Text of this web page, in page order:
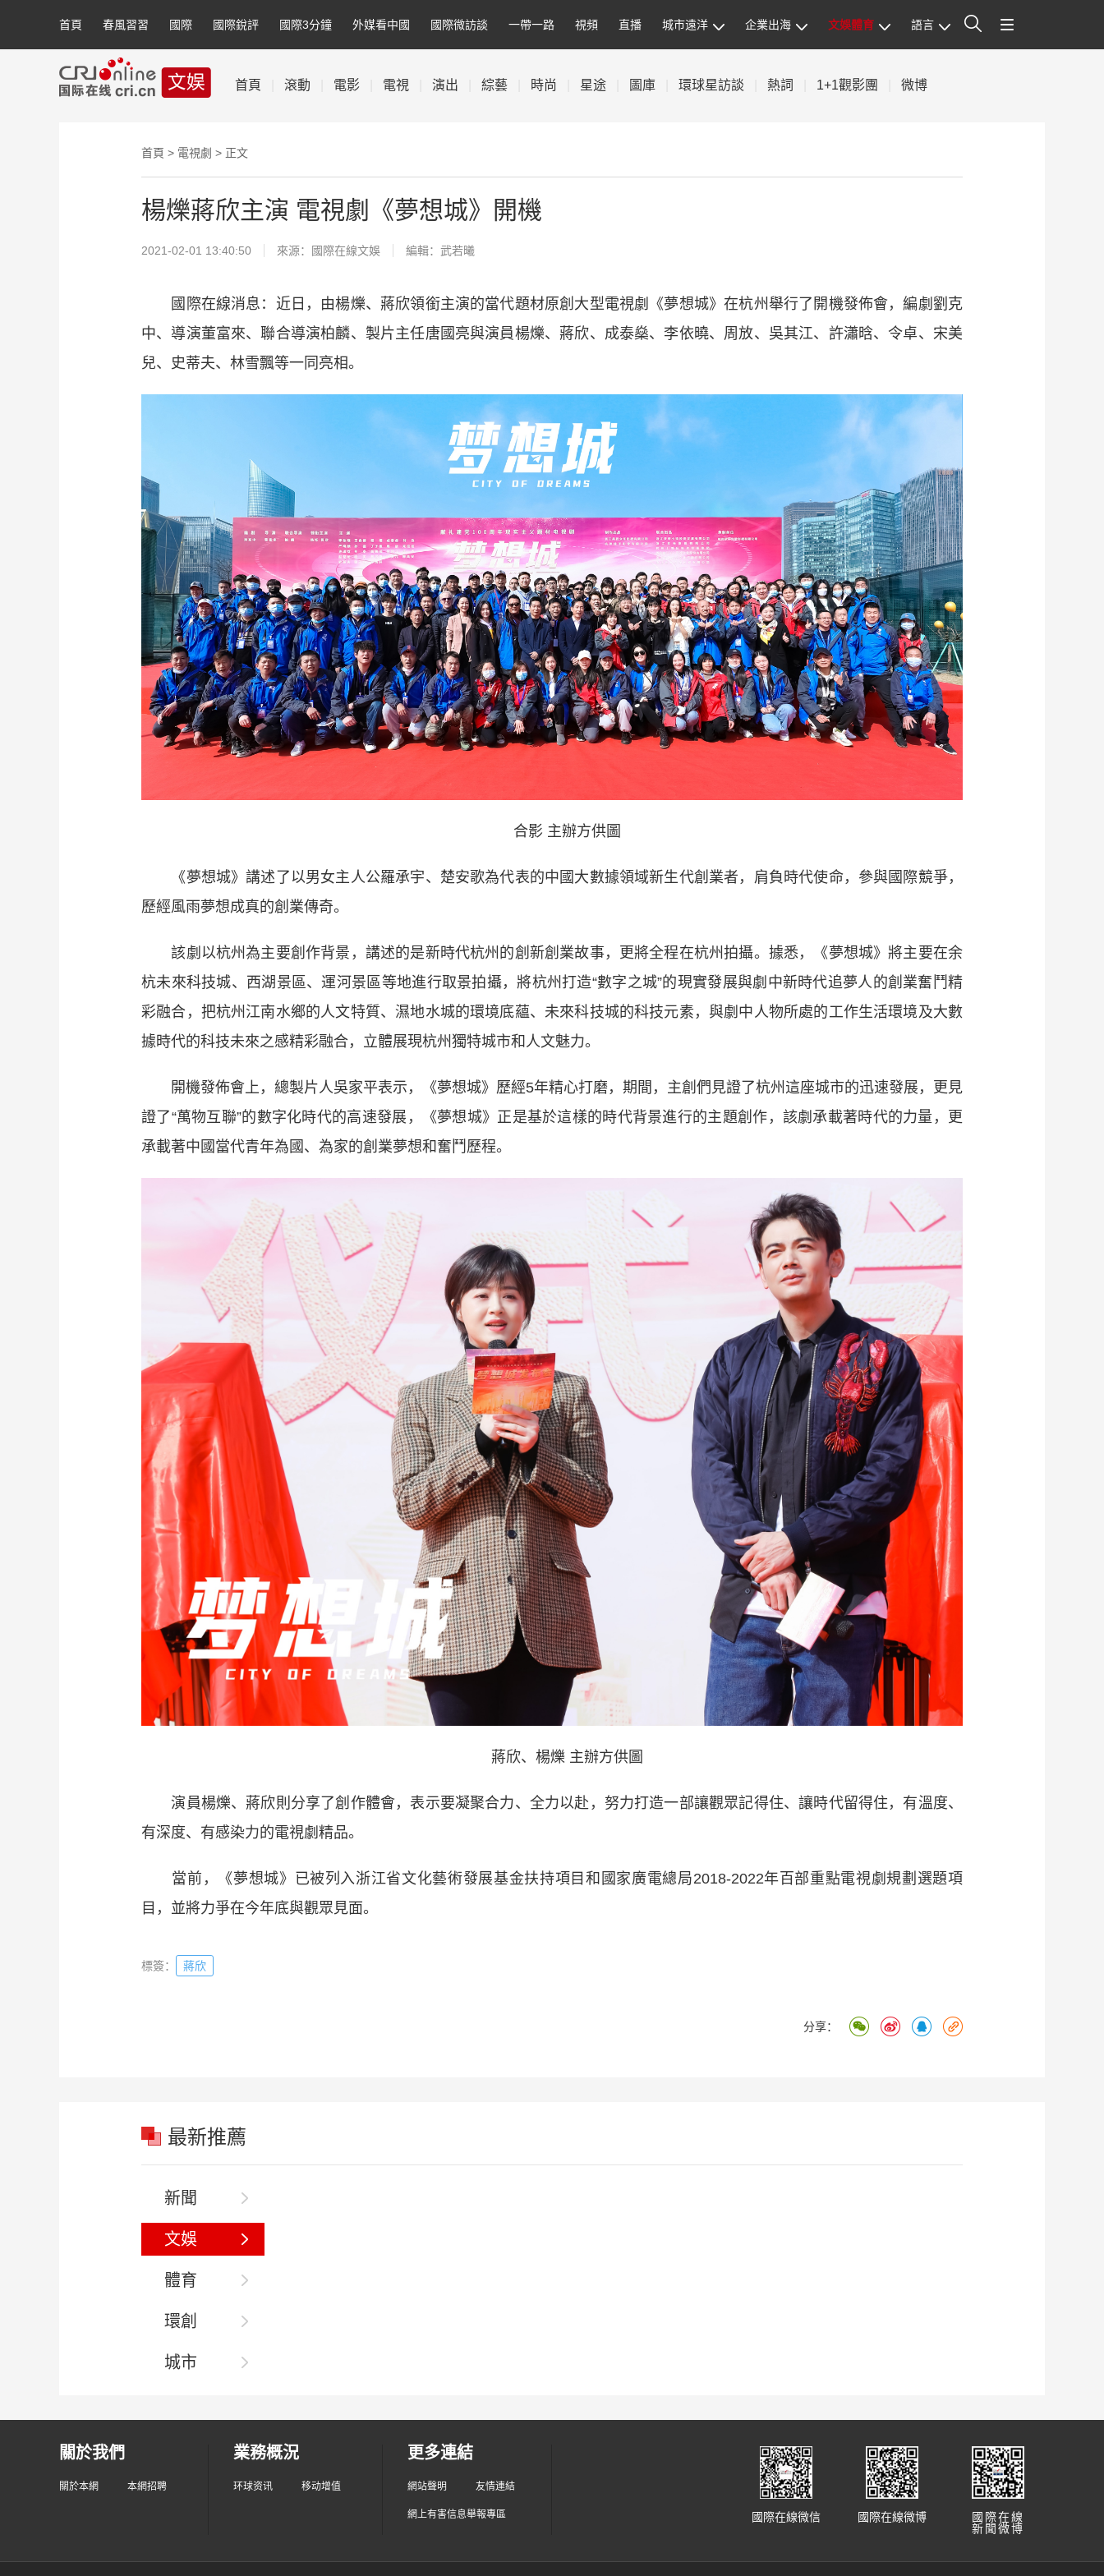
首頁 春風習習 國際 國際銳評 國際3分鐘 外媒看中國 國際微訪談 一帶一路 視頻 直播 城市遠洋 企業出海 文娛體育 語言 站內搜索
首頁 滾動 電影 電視 演出 綜藝 時尚 星途 圖庫 環球星訪談 熱詞 1+1觀影團 微博
首頁 > 電視劇 > 正文
楊爍蔣欣主演 電視劇《夢想城》開機
2021-02-01 13:40:50 來源：國際在線文娛 編輯：武若曦
國際在線消息：近日，由楊爍、 蔣欣領銜主演的當代題材原創大型電視劇《夢想城》在杭州舉行了開機發佈會，編劇劉克
中、導演董富來、聯合導演柏麟、製片主任唐國亮與演員楊爍、蔣欣、成泰燊、李依曉、周放、吳其江、許瀟晗、令卓、宋美
兒、史蒂夫、林雪飄等一同亮相。
合影 主辦方供圖
《夢想城》講述了以男女主人公羅承宇、楚安歌為代表的中國大數據領域新生代創業者，肩負時代使命，參與國際競爭，
歷經風雨夢想成真的創業傳奇。
該劇以杭州為主要創作背景，講述的是新時代杭州的創新創業故事，更將全程在杭州拍攝。據悉，《夢想城》將主要在余
杭未來科技城、西湖景區、運河景區等地進行取景拍攝，將杭州打造“數字之城”的現實發展與劇中新時代追夢人的創業奮鬥精
彩融合，把杭州江南水鄉的人文特質、濕地水城的環境底蘊、未來科技城的科技元素，與劇中人物所處的工作生活環境及大數
據時代的科技未來之感精彩融合，立體展現杭州獨特城市和人文魅力。
開機發佈會上，總製片人吳家平表示，《夢想城》歷經5年精心打磨，期間，主創們見證了杭州這座城市的迅速發展，更見
證了“萬物互聯”的數字化時代的高速發展，《夢想城》正是基於這樣的時代背景進行的主題創作，該劇承載著時代的力量，更
承載著中國當代青年為國、為家的創業夢想和奮鬥歷程。
蔣欣、楊爍 主辦方供圖
演員楊爍、蔣欣則分享了創作體會，表示要凝聚合力、全力以赴，努力打造一部讓觀眾記得住、讓時代留得住，有溫度、
有深度、有感染力的電視劇精品。
當前，《夢想城》已被列入浙江省文化藝術發展基金扶持項目和國家廣電總局2018-2022年百部重點電視劇規劃選題項
目，並將力爭在今年底與觀眾見面。
標簽： 蔣欣
分享：
最新推薦
新聞
文娛
體育
環創
城市
關於我們
關於本網 本網招聘
業務概況
环球资讯 移动增值
更多連結
網站聲明 友情連結
網上有害信息舉報專區
國際在線
新聞微博
國際在線微博
國際在線微信